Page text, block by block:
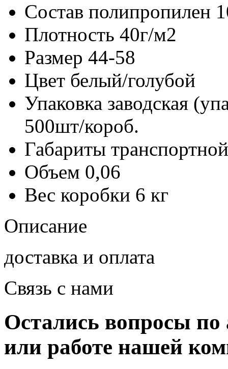
Состав полипропилен
Плотность 40г/м2
Размер 44-58
Цвет белый/голубой
Упаковка заводская
500шт/короб.
Габариты
Объем 0,06
Вес коробки 6 кг
Описание
доставка и оплата
Связь с нами
Остались вопросы по
или работе нашей